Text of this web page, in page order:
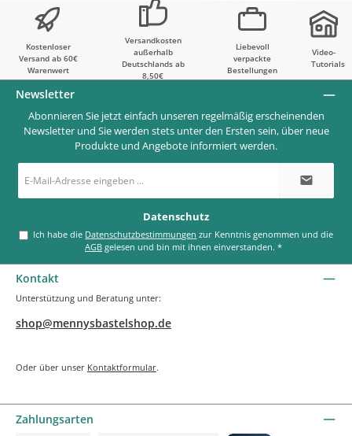
Kostenloser
Versand ab 60€
Warenwert
Versandkosten
außerhalb
Deutschlands ab
8,50€
Liebevoll
verpackte
Bestellungen
Video-
Tutorials
Newsletter
Abonnieren Sie jetzt einfach unseren regelmäßig erscheinenden
Newsletter und Sie werden stets unter den Ersten sein, über neue
Produkte und Angebote informiert werden.
Mail-
*
Datenschutz
Ich habe die Datenschutzbestimmungen
AGB gelesen und bin mit ihnen einverstanden.*
Kontakt
Unterstützung und Beratung unter:
shop@mennysbastelshop.de
Oder über unser Kontaktformular.
Zahlungsarten